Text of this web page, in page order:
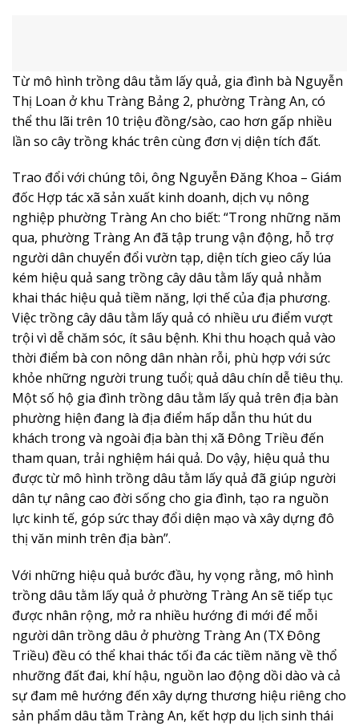
Từ mô hình trồng dâu tằm lấy quả, gia đình bà Nguyễn
Thị Loan ở khu Tràng Bảng 2, phường Tràng An, có
thể thu lãi trên 10 triệu đồng/sào, cao hơn gấp nhiều
lần so cây trồng khác trên cùng đơn vị diện tích đất.
Trao đổi với chúng tôi, ông Nguyễn Đăng Khoa – Giám
đốc Hợp tác xã sản xuất kinh doanh, dịch vụ nông
nghiệp phường Tràng An cho biết: “Trong những năm
qua, phường Tràng An đã tập trung vận động, hỗ trợ
người dân chuyển đổi vườn tạp, diện tích gieo cấy lúa
kém hiệu quả sang trồng cây dâu tằm lấy quả nhằm
khai thác hiệu quả tiềm năng, lợi thế của địa phương.
Việc trồng cây dâu tằm lấy quả có nhiều ưu điểm vượt
trội vì dễ chăm sóc, ít sâu bệnh. Khi thu hoạch quả vào
thời điểm bà con nông dân nhàn rỗi, phù hợp với sức
khỏe những người trung tuổi; quả dâu chín dễ tiêu thụ.
Một số hộ gia đình trồng dâu tằm lấy quả trên địa bàn
phường hiện đang là địa điểm hấp dẫn thu hút du
khách trong và ngoài địa bàn thị xã Đông Triều đến
tham quan, trải nghiệm hái quả. Do vậy, hiệu quả thu
được từ mô hình trồng dâu tằm lấy quả đã giúp người
dân tự nâng cao đời sống cho gia đình, tạo ra nguồn
lực kinh tế, góp sức thay đổi diện mạo và xây dựng đô
thị văn minh trên địa bàn”.
Với những hiệu quả bước đầu, hy vọng rằng, mô hình
trồng dâu tằm lấy quả ở phường Tràng An sẽ tiếp tục
được nhân rộng, mở ra nhiều hướng đi mới để mỗi
người dân trồng dâu ở phường Tràng An (TX Đông
Triều) đều có thể khai thác tối đa các tiềm năng về thổ
nhưỡng đất đai, khí hậu, nguồn lao động dồi dào và cả
sự đam mê hướng đến xây dựng thương hiệu riêng cho
sản phẩm dâu tằm Tràng An, kết hợp du lịch sinh thái